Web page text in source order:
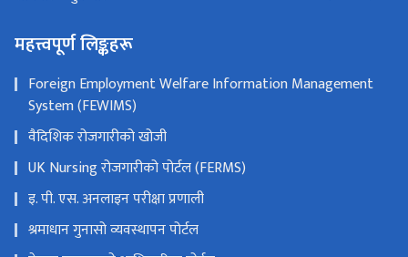
महत्त्वपूर्ण लिङ्कहरू
Foreign Employment Welfare Information Management
System (FEWIMS)
वैदिशिक रोजगारीको खोजी
UK Nursing रोजगारीको पोर्टल (FERMS)
इ. पी. एस. अनलाइन परीक्षा प्रणाली
श्रमाधान गुनासो व्यवस्थापन पोर्टल